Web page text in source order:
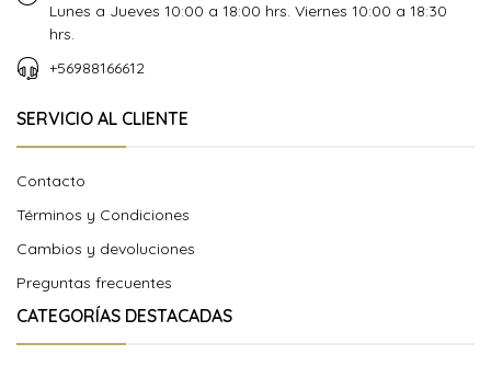
Lunes a Jueves 10:00 a 18:00 hrs. Viernes 10:00 a 18:30
hrs.
+56988166612
SERVICIO AL CLIENTE
Contacto
Términos y Condiciones
Cambios y devoluciones
Preguntas frecuentes
CATEGORÍAS DESTACADAS